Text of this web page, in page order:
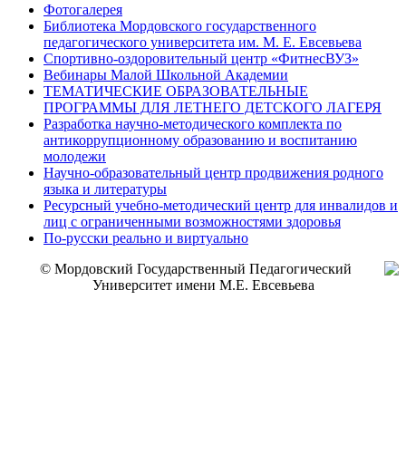
Фотогалерея
Библиотека Мордовского государственного
педагогического университета им. М. Е. Евсевьева
Спортивно-оздоровительный центр «ФитнесВУЗ»
Вебинары Малой Школьной Академии
ТЕМАТИЧЕСКИЕ ОБРАЗОВАТЕЛЬНЫЕ
ПРОГРАММЫ ДЛЯ ЛЕТНЕГО ДЕТСКОГО ЛАГЕРЯ
Разработка научно-методического комплекта по
антикоррупционному образованию и воспитанию
молодежи
Научно-образовательный центр продвижения родного
языка и литературы
Ресурсный учебно-методический центр для инвалидов и
лиц с ограниченными возможностями здоровья
По-русски реально и виртуально
© Мордовский Государственный Педагогический
Университет имени М.Е. Евсевьева